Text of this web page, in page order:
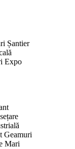
Șantier
Expo
Geamuri
Mari